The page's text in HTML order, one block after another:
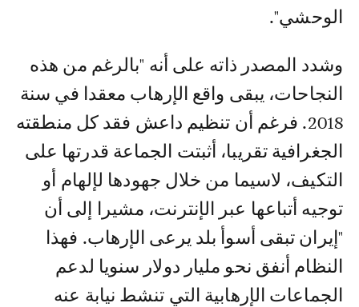
الوحشي".
وشدد المصدر ذاته على أنه "بالرغم من هذه
النجاحات، يبقى واقع الإرهاب معقدا في سنة
2018. فرغم أن تنظيم داعش فقد كل منطقته
الجغرافية تقريبا، أثبتت الجماعة قدرتها على
التكيف، لاسيما من خلال جهودها لإلهام أو
توجيه أتباعها عبر الإنترنت، مشيرا إلى أن
"إيران تبقى أسوأ بلد يرعى الإرهاب. فهذا
النظام أنفق نحو مليار دولار سنويا لدعم
الجماعات الإرهابية التي تنشط نيابة عنه